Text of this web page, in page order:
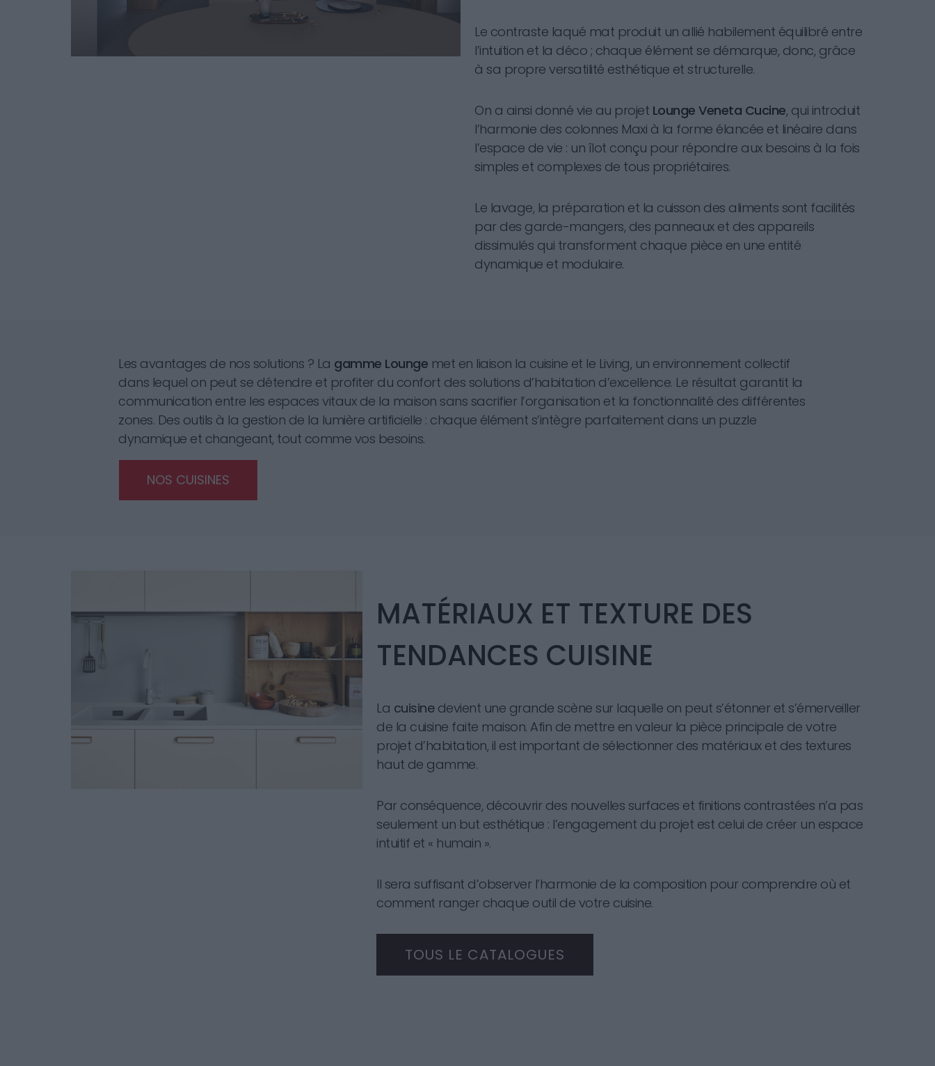
Le contraste laqué mat produit un allié habilement équilibré entre
l’intuition et la déco ; chaque élément se démarque, donc, grâce
à sa propre versatilité esthétique et structurelle.
On a ainsi donné vie au projet Lounge Veneta Cucine, qui introduit
l’harmonie des colonnes Maxi à la forme élancée et linéaire dans
l’espace de vie : un îlot conçu pour répondre aux besoins à la fois
simples et complexes de tous propriétaires.
Le lavage, la préparation et la cuisson des aliments sont facilités
par des garde-mangers, des panneaux et des appareils
dissimulés qui transforment chaque pièce en une entité
dynamique et modulaire.
Les avantages de nos solutions ? La gamme Lounge met en liaison la cuisine et le Living, un environnement collectif
dans lequel on peut se détendre et profiter du confort des solutions d’habitation d’excellence. Le résultat garantit la
communication entre les espaces vitaux de la maison sans sacrifier l’organisation et la fonctionnalité des différentes
zones. Des outils à la gestion de la lumière artificielle : chaque élément s’intègre parfaitement dans un puzzle
dynamique et changeant, tout comme vos besoins.
NOS CUISINES
MATÉRIAUX ET TEXTURE DES
TENDANCES CUISINE
La cuisine devient une grande scène sur laquelle on peut s’étonner et s’émerveiller
de la cuisine faite maison. Afin de mettre en valeur la pièce principale de votre
projet d’habitation, il est important de sélectionner des matériaux et des textures
haut de gamme.
Par conséquence, découvrir des nouvelles surfaces et finitions contrastées n’a pas
seulement un but esthétique : l’engagement du projet est celui de créer un espace
intuitif et « humain ».
Il sera suffisant d’observer l’harmonie de la composition pour comprendre où et
comment ranger chaque outil de votre cuisine.
TOUS LE CATALOGUES